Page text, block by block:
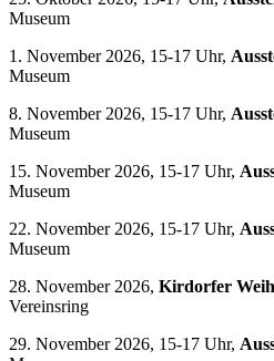
Museum
1. November 2026, 15-17 Uhr,
Museum
8. November 2026, 15-17 Uhr,
Museum
15. November 2026, 15-17 Uhr,
Museum
22. November 2026, 15-17 Uhr,
Museum
28. November 2026, Kirdorfer
Vereinsring
29. November 2026, 15-17 Uhr,